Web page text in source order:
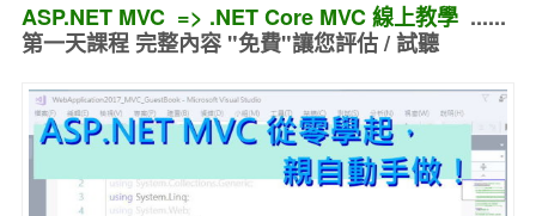
ASP.NET MVC => .NET Core MVC 線上教學......
第一天課程 完整內容 "免費"讓您評估 / 試聽